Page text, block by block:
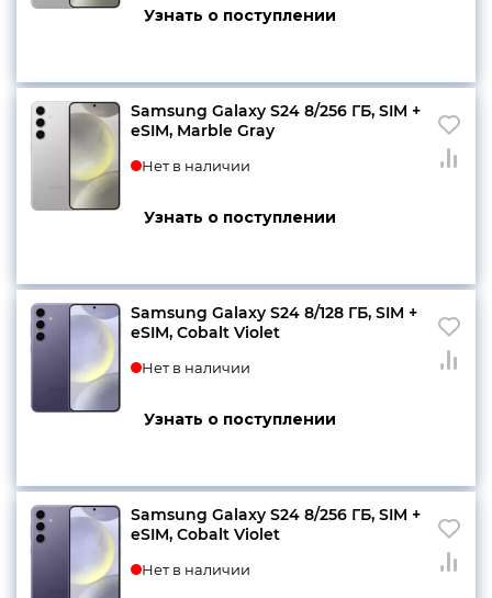
Узнать о поступлении
Samsung Galaxy S24 8/256 ГБ, SIM +
eSIM, Marble Gray
Нет в наличии
Узнать о поступлении
Samsung Galaxy S24 8/128 ГБ, SIM +
eSIM, Cobalt Violet
Нет в наличии
Узнать о поступлении
Samsung Galaxy S24 8/256 ГБ, SIM +
eSIM, Cobalt Violet
Нет в наличии